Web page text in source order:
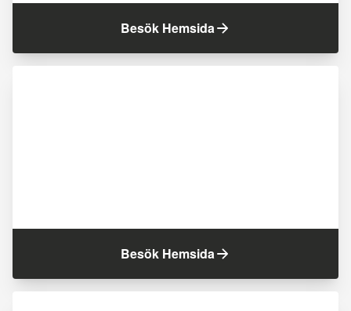
Besök Hemsida
Besök Hemsida